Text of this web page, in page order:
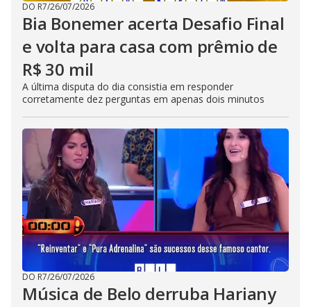
DO R7/26/07/2026
Bia Bonemer acerta Desafio Final
e volta para casa com prêmio de
R$ 30 mil
A última disputa do dia consistia em responder
corretamente dez perguntas em apenas dois minutos
DO R7/26/07/2026
Música de Belo derruba Hariany